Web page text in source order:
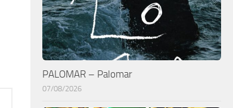
PALOMAR – Palomar
07/08/2026